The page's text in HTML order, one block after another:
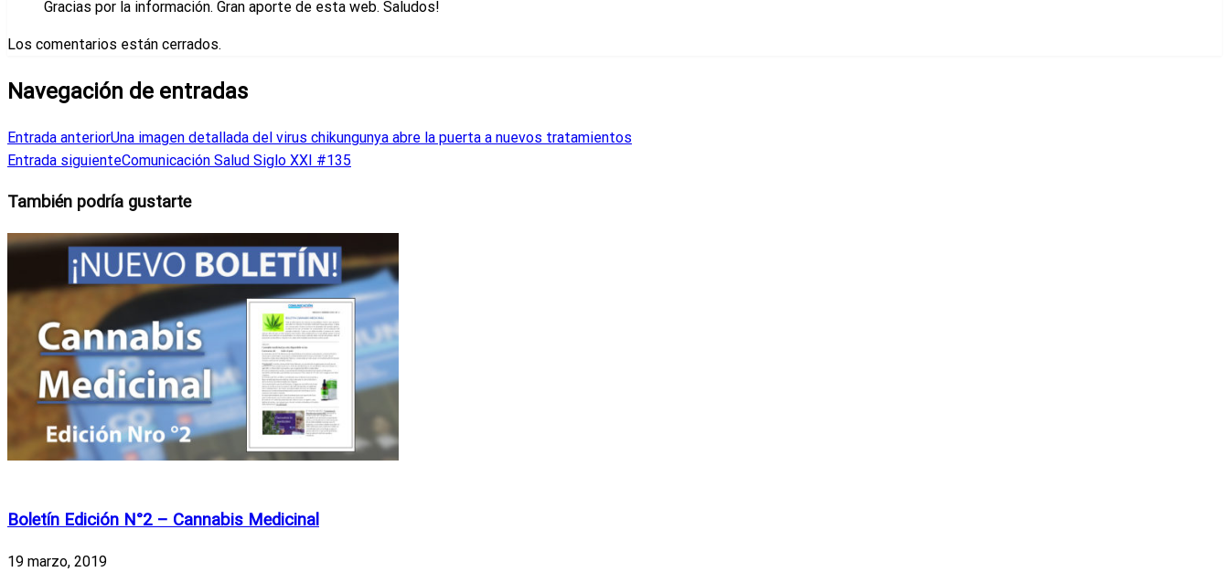
Gracias por la información. Gran aporte de esta web. Saludos!
Los comentarios están cerrados.
Navegación de entradas
Entrada anteriorUna imagen detallada del virus chikungunya abre la puerta a nuevos tratamientos
Entrada siguienteComunicación Salud Siglo XXI #135
También podría gustarte
Boletín Edición N°2 – Cannabis Medicinal
19 marzo, 2019